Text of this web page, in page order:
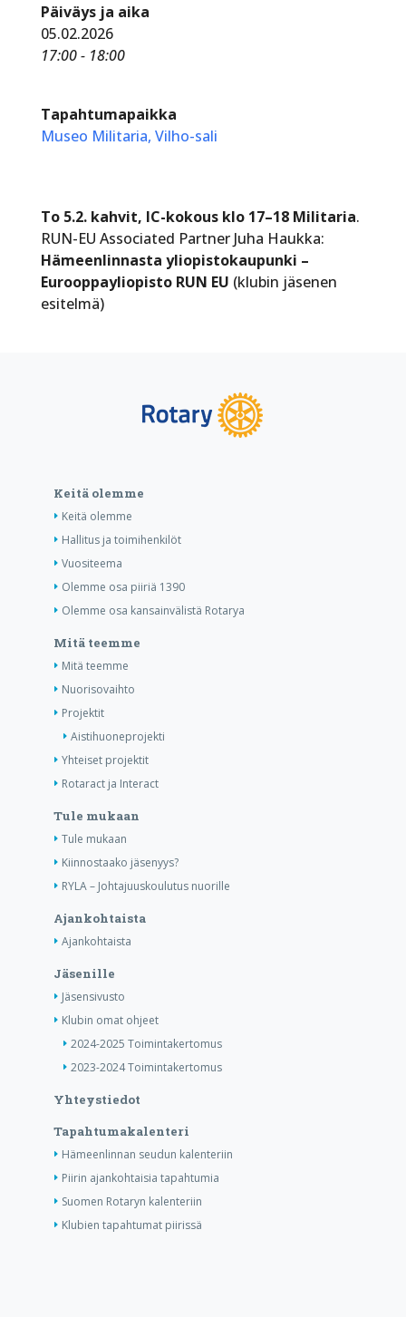
Päiväys ja aika
05.02.2026
17:00 - 18:00
Tapahtumapaikka
Museo Militaria, Vilho-sali
To 5.2. kahvit, IC-kokous klo 17–18 Militaria.
RUN-EU Associated Partner Juha Haukka:
Hämeenlinnasta yliopistokaupunki –
Eurooppayliopisto RUN EU (klubin jäsenen
esitelmä)
Keitä olemme
Keitä olemme
Hallitus ja toimihenkilöt
Vuositeema
Olemme osa piiriä 1390
Olemme osa kansainvälistä Rotarya
Mitä teemme
Mitä teemme
Nuorisovaihto
Projektit
Aistihuoneprojekti
Yhteiset projektit
Rotaract ja Interact
Tule mukaan
Tule mukaan
Kiinnostaako jäsenyys?
RYLA – Johtajuuskoulutus nuorille
Ajankohtaista
Ajankohtaista
Jäsenille
Jäsensivusto
Klubin omat ohjeet
2024-2025 Toimintakertomus
2023-2024 Toimintakertomus
Yhteystiedot
Tapahtumakalenteri
Hämeenlinnan seudun kalenteriin
Piirin ajankohtaisia tapahtumia
Suomen Rotaryn kalenteriin
Klubien tapahtumat piirissä